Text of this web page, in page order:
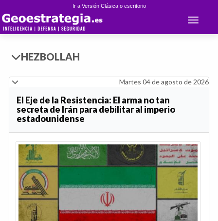
Ir a Versión Clásica o escritorio
Toggle
HEZBOLLAH
Martes 04 de agosto de 2026
El Eje de la Resistencia: El arma no tan
secreta de Irán para debilitar al imperio
estadounidense